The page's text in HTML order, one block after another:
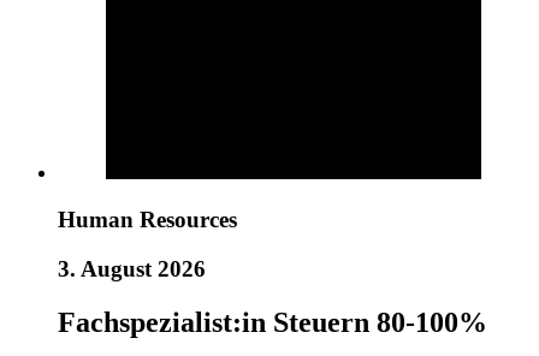
Human Resources
3. August 2026
Fachspezialist:in Steuern 80-100%